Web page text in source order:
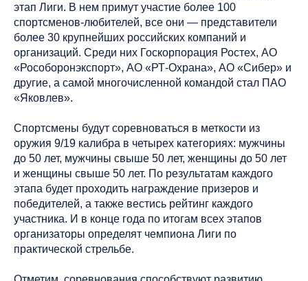
этап Лиги. В нем примут участие более 100
спортсменов-любителей, все они — представители
более 30 крупнейших российских компаний и
организаций. Среди них Госкорпорация Ростех, АО
«Рособоронэкспорт», АО «РТ-Охрана», АО «Сибер» и
другие, а самой многочисленной командой стал ПАО
«Яковлев».
Спортсмены будут соревноваться в меткости из
оружия 9/19 калибра в четырех категориях: мужчины
до 50 лет, мужчины свыше 50 лет, женщины до 50 лет
и женщины свыше 50 лет. По результатам каждого
этапа будет проходить награждение призеров и
победителей, а также вестись рейтинг каждого
участника. И в конце года по итогам всех этапов
организаторы определят чемпиона Лиги по
практической стрельбе.